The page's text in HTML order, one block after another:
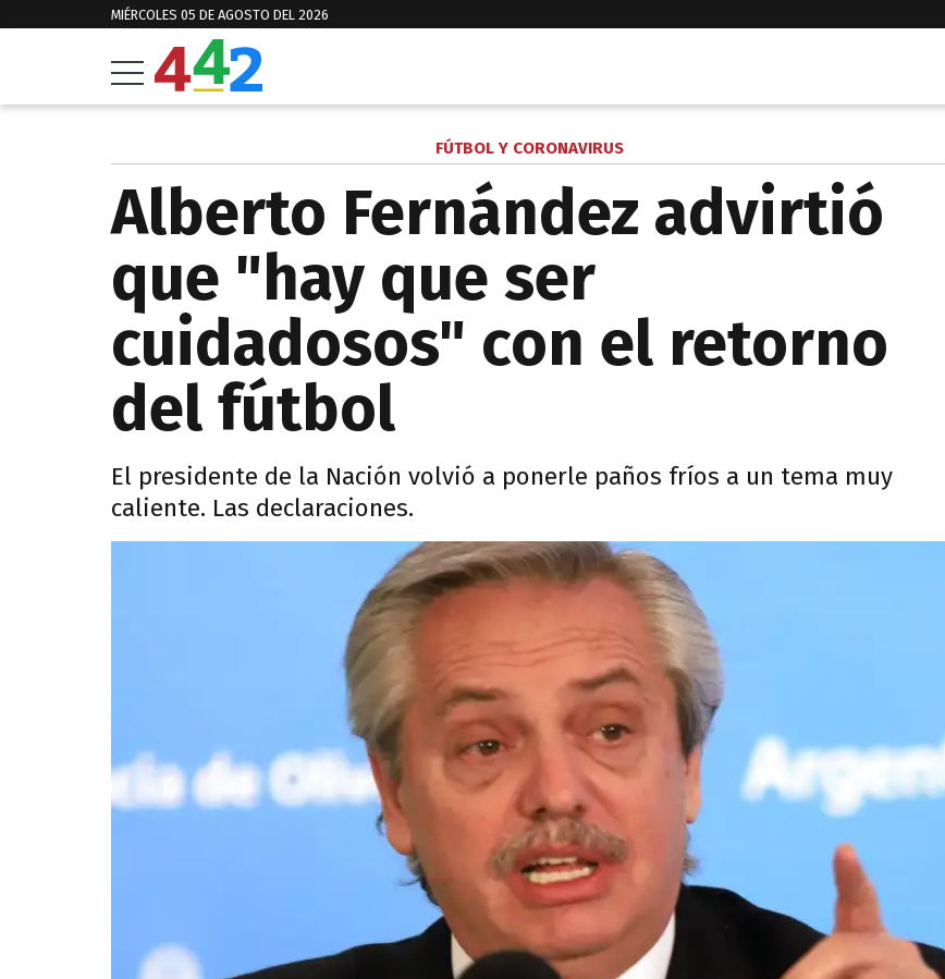
MIÉRCOLES 05 DE AGOSTO DEL 2026
FÚTBOL Y CORONAVIRUS
Alberto Fernández advirtió
que "hay que ser
cuidadosos" con el retorno
del fútbol
El presidente de la Nación volvió a ponerle paños fríos a un tema muy
caliente. Las declaraciones.